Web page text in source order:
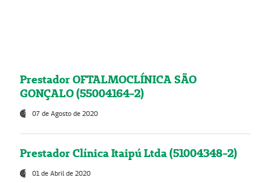
Prestador OFTALMOCLÍNICA SÃO
GONÇALO (55004164-2)
07 de Agosto de 2020
Prestador Clínica Itaipú Ltda (51004348-2)
01 de Abril de 2020